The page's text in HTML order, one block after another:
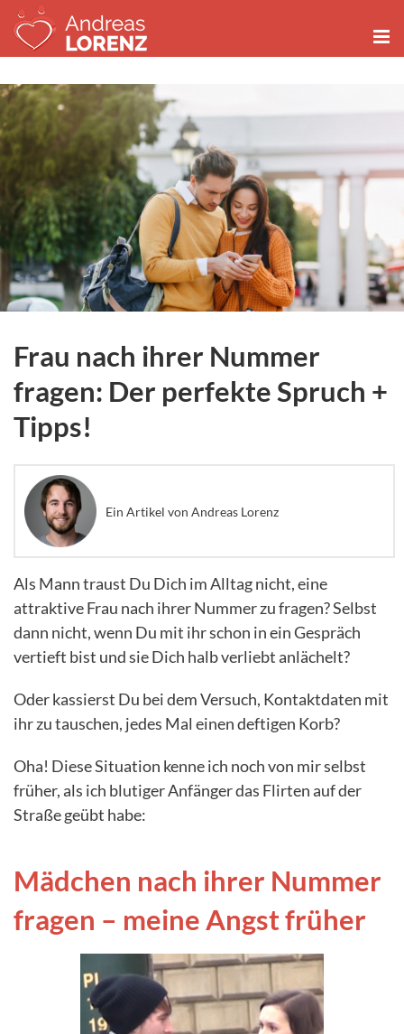
Zum
Inhalt
springen
Frau nach ihrer Nummer
fragen: Der perfekte Spruch +
Tipps!
Ein Artikel von Andreas Lorenz
Als Mann traust Du Dich im Alltag nicht, eine
attraktive Frau nach ihrer Nummer zu fragen? Selbst
dann nicht, wenn Du mit ihr schon in ein Gespräch
vertieft bist und sie Dich halb verliebt anlächelt?
Oder kassierst Du bei dem Versuch, Kontaktdaten mit
ihr zu tauschen, jedes Mal einen deftigen Korb?
Oha! Diese Situation kenne ich noch von mir selbst
früher, als ich blutiger Anfänger das Flirten auf der
Straße geübt habe:
Mädchen nach ihrer Nummer
fragen – meine Angst früher